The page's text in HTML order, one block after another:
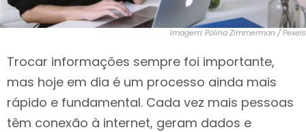
Imagem: Polina Zimmerman / Pexels
Trocar informações sempre foi importante,
mas hoje em dia é um processo ainda mais
rápido e fundamental. Cada vez mais pessoas
têm conexão à internet, geram dados e